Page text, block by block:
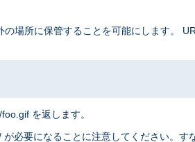
の場所に保管することを可能にします。
を返します。
必要になることに注意してください。す